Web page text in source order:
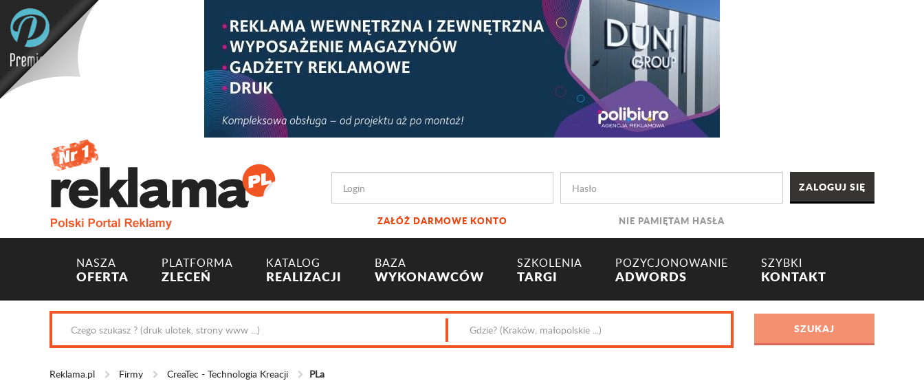
ZAŁÓŻ DARMOWE KONTO NIE PAMIĘTAM HASŁA
NASZA
OFERTA
PLATFORMA
ZLECEŃ
KATALOG
REALIZACJI
BAZA
WYKONAWCÓW
SZKOLENIA
TARGI
POZYCJONOWANIE
ADWORDS
SZYBKI
KONTAKT
Reklama.pl Firmy CreaTec - Technologia Kreacji PLa